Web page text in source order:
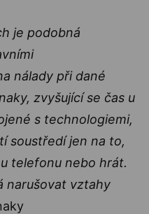
je podobná
nálady při dané
zvyšující se čas u
s technologiemi,
soustředí jen na to,
telefonu nebo hrát.
narušovat vztahy